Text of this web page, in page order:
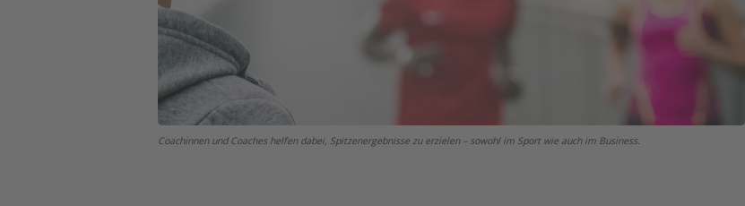
Coachinnen und Coaches helfen dabei, Spitzenergebnisse zu erzielen – sowohl im Sport wie auch im Business.